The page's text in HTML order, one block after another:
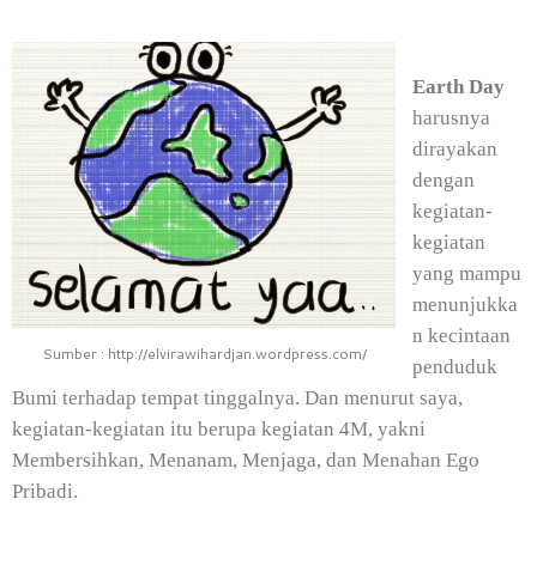
Sumber : http://elvirawihardjan.wordpress.com/
Earth Day
harusnya
dirayakan
dengan
kegiatan-
kegiatan
yang mampu
menunjukka
n kecintaan
penduduk
Bumi terhadap tempat tinggalnya. Dan menurut saya,
kegiatan-kegiatan itu berupa kegiatan 4M, yakni
Membersihkan, Menanam, Menjaga, dan Menahan Ego
Pribadi.